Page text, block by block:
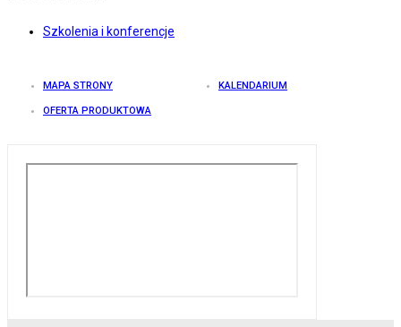
Szkolenia i konferencje
MAPA STRONY KALENDARIUM
OFERTA PRODUKTOWA